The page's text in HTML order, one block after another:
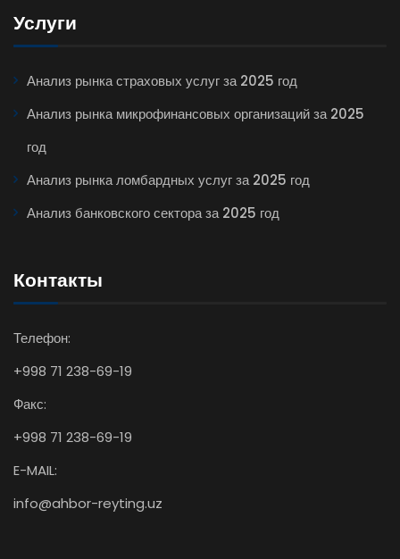
Услуги
Анализ рынка страховых услуг за 2025 год
Анализ рынка микрофинансовых организаций за 2025
год
Анализ рынка ломбардных услуг за 2025 год
Анализ банковского сектора за 2025 год
Контакты
Телефон:
+998 71 238-69-19
Факс:
+998 71 238-69-19
E-MAIL:
info@ahbor-reyting.uz